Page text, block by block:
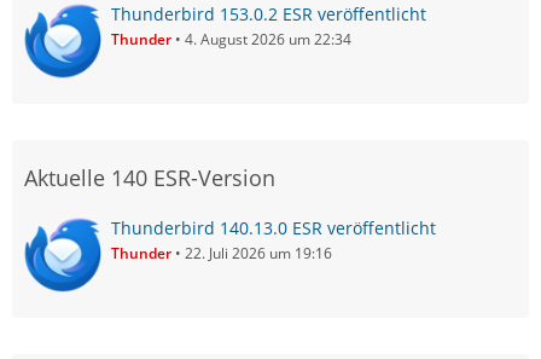
Thunderbird 153.0.2 ESR veröffentlicht
Thunder 4. August 2026 um 22:34
Aktuelle 140 ESR-Version
Thunderbird 140.13.0 ESR veröffentlicht
Thunder 22. Juli 2026 um 19:16